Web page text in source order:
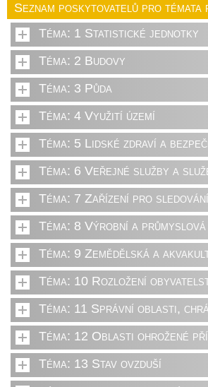
Seznam poskytovatelů pro témata
Téma: 1 Statistické jednotky
Téma: 2 Budovy
Téma: 3 Půda
Téma: 4 Využití území
Téma: 5 Lidské zdraví a
Téma: 6 Veřejné služby a
Téma: 7 Zařízení pro
Téma: 8 Výrobní a
Téma: 9 Zemědělská a
Téma: 10 Rozložení
Téma: 11 Správní oblasti,
Téma: 12 Oblasti ohrožené
Téma: 13 Stav ovzduší